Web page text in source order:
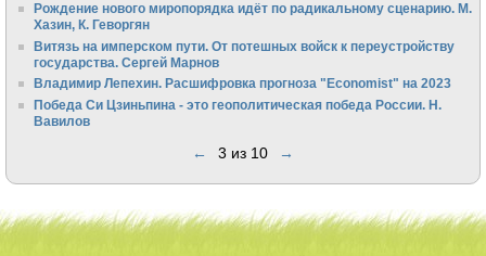
Рождение нового миропорядка идёт по радикальному сценарию. М.
Хазин, К. Геворгян
Витязь на имперском пути. От потешных войск к переустройству
государства. Сергей Марнов
Владимир Лепехин. Расшифровка прогноза "Economist" на 2023
Победа Си Цзиньпина - это геополитическая победа России. Н.
Вавилов
← 3 из 10 →